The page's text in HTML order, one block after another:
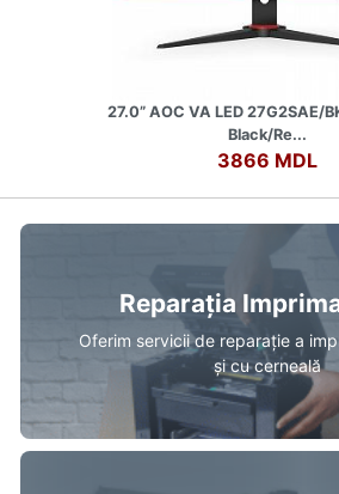
27.0” AOC VA LED 27G2SAE/
Black/Re...
3866 MDL
Reparația
Oferim servicii de reparație a
și cu cerneală